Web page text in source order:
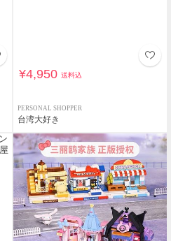
¥4,950送料込
PERSONAL SHOPPER
台湾大好き